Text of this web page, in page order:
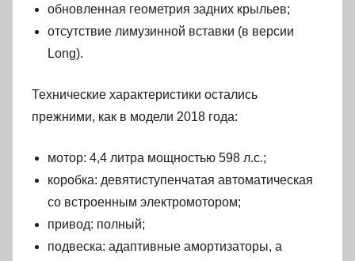
обновленная геометрия задних крыльев;
отсутствие лимузинной вставки (в версии
Long).
Технические характеристики остались
прежними, как в модели 2018 года:
мотор: 4,4 литра мощностью 598 л.с.;
коробка: девятиступенчатая автоматическая
со встроенным электромотором;
привод: полный;
подвеска: адаптивные амортизаторы, а